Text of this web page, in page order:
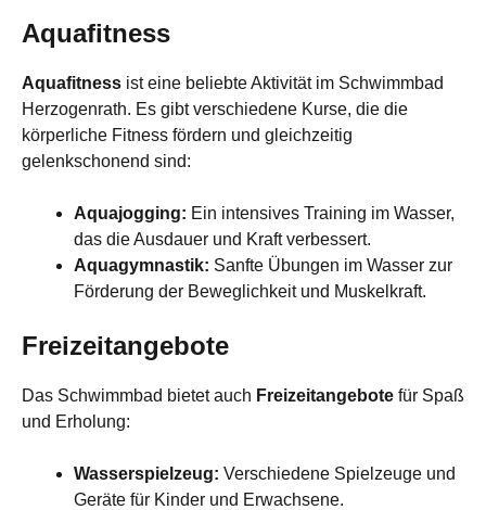
Aquafitness
Aquafitness ist eine beliebte Aktivität im Schwimmbad
Herzogenrath. Es gibt verschiedene Kurse, die die
körperliche Fitness fördern und gleichzeitig
gelenkschonend sind:
Aquajogging: Ein intensives Training im Wasser,
das die Ausdauer und Kraft verbessert.
Aquagymnastik: Sanfte Übungen im Wasser zur
Förderung der Beweglichkeit und Muskelkraft.
Freizeitangebote
Das Schwimmbad bietet auch Freizeitangebote für Spaß
und Erholung:
Wasserspielzeug: Verschiedene Spielzeuge und
Geräte für Kinder und Erwachsene.